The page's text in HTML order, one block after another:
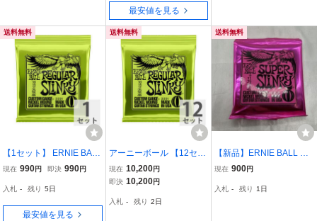
最安値を見る
送料無料
【1セット】 ERNIE BALL
アーニーボール 10-46 Re
キギター弦
現在 990円 即決 990円
入札 - 残り 5日
最安値を見る
送料無料
アーニーボール 【12セッ
ト】 ERNIE BALL 10-46
Regular Slinky (2221) エ
現在 10,200円
即決 10,200円
入札 - 残り 2日
送料無料
【新品】ERNIE BALL SU
PER SLINKY 2223 エレ
ンド 9-42 u4223
現在 900円
入札 - 残り 1日